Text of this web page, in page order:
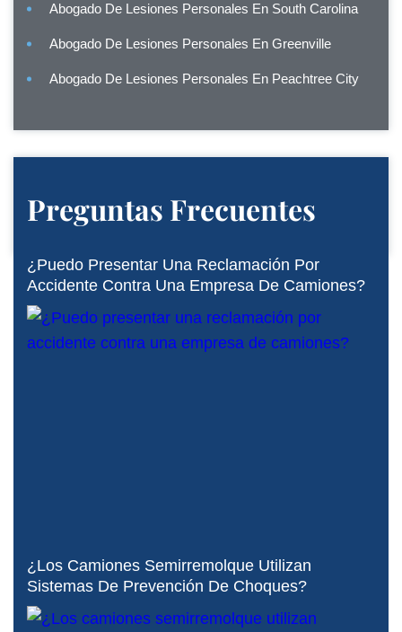
Abogado De Lesiones Personales En South Carolina
Abogado De Lesiones Personales En Greenville
Abogado De Lesiones Personales En Peachtree City
Preguntas Frecuentes
¿Puedo Presentar Una Reclamación Por
Accidente Contra Una Empresa De Camiones?
¿Los Camiones Semirremolque Utilizan
Sistemas De Prevención De Choques?